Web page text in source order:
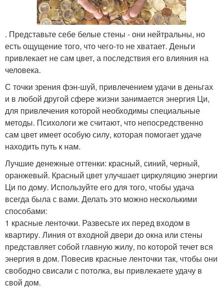
. Представьте себе белые стены - они нейтральны, но
есть ощущение того, что чего-то не хватает. Деньги
привлекает не сам цвет, а последствия его влияния на
человека.
С точки зрения фэн-шуй, привлечением удачи в деньгах
и в любой другой сфере жизни занимается энергия Ци,
для привлечения которой необходимы специальные
методы. Психологи же считают, что непосредственно
сам цвет имеет особую силу, которая помогает удаче
находить путь к нам.
Лучшие денежные оттенки: красный, синий, черный,
оранжевый. Красный цвет улучшает циркуляцию энергии
Ци по дому. Используйте его для того, чтобы удача
всегда была с вами. Делать это можно несколькими
способами:
1 красные ленточки. Развесьте их перед входом в
квартиру. Линия от входной двери до окна или стены
представляет собой главную жилу, по которой течет вся
энергия в дом. Повесив красные ленточки так, чтобы они
свободно свисали с потолка, вы привлекаете удачу в
свой дом.